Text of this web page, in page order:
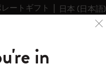
ートギフト 日本 (日本語)
ール in